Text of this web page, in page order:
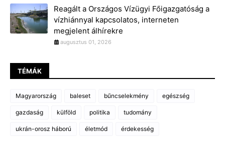
Reagált a Országos Vízügyi Főigazgatóság a
vízhiánnyal kapcsolatos, interneten
megjelent álhírekre
augusztus 01, 2026
TÉMÁK
Magyarország baleset bűncselekmény egészség
gazdaság külföld politika tudomány
ukrán-orosz háború életmód érdekesség